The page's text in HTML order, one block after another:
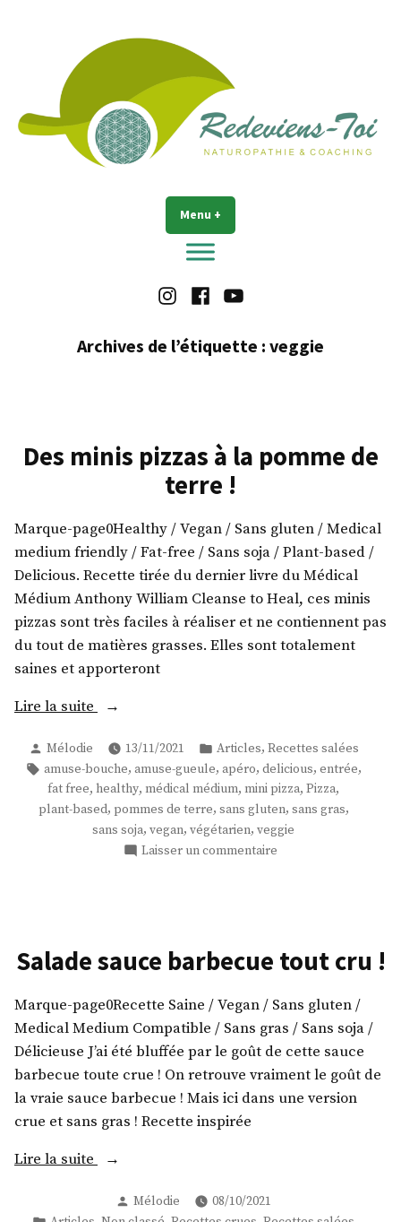
Redeviens-toi Menu +
Instagram
FacebookYoutube
Archives de l’étiquette : veggie
Des minis pizzas à la pomme de
terre !
Marque-page0Healthy / Vegan / Sans gluten / Medical
medium friendly / Fat-free / Sans soja / Plant-based /
Delicious. Recette tirée du dernier livre du Médical
Médium Anthony William Cleanse to Heal, ces minis
pizzas sont très faciles à réaliser et ne contiennent pas
du tout de matières grasses. Elles sont totalement
saines et apporteront
Lire la suite
« Des
pizzas
à
la
pomme
Publié
par
Mélodie 13/11/2021
Publié
dans
Articles, Recettes salées
Étiquettes :
amuse-bouche, amuse-gueule, apéro, delicious, entrée,
fat free, healthy, médical médium, mini pizza, Pizza,
plant-based, pommes de terre, sans gluten, sans gras,
sans soja, vegan, végétarien, veggie
Laisser un commentaire
pomme
terre
!
Salade sauce barbecue tout cru !
Marque-page0Recette Saine / Vegan / Sans gluten /
Medical Medium Compatible / Sans gras / Sans soja /
Délicieuse J’ai été bluffée par le goût de cette sauce
barbecue toute crue ! On retrouve vraiment le goût de
la vraie sauce barbecue ! Mais ici dans une version
crue et sans gras ! Recette inspirée
Lire la suite
« Salade
barbecue
Publié
Mélodie
08/10/2021